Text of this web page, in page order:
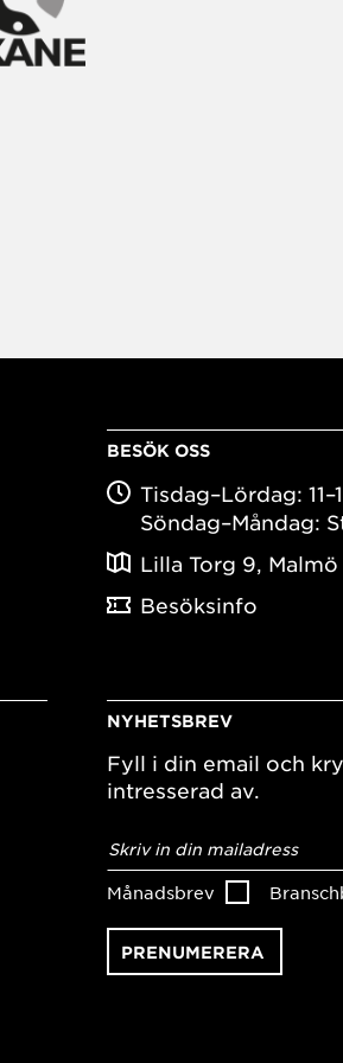
BESÖK OSS
Tisdag–Lördag:
Söndag–Måndag:
Lilla Torg 9, Malmö
Besöksinfo
NYHETSBREV
Fyll i din email och
intresserad av.
postadress*
Månadsbrev